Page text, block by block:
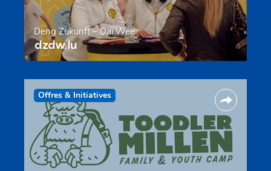
Deng Zukunft – Däi Wee
dzdw.lu
Offres & Initiatives